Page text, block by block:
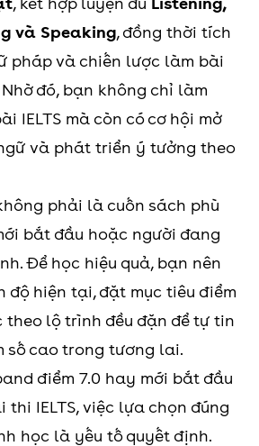
đạt giả định, so sánh ưu
điểm
luận các chủ đề trừu
trong Part 3
trì fluency and coherence
những bạn đặt mục tiêu
6.5-7.5, phần Speaking
chỉ giúp bạn có thêm ý
để nói, mà còn hỗ trợ
chất lượng diễn đạt.
vì học thuộc câu trả lời
bạn nên dùng sách để
cách mở rộng ý, tổ chức
trả lời và sử dụng từ vựng
lỗi Listening và
Reading
hữu
Tập trung vào
Reading và Writing;
Task 2 hoặc 1 bài
Task 1 liên quan đến
chủ đề trong unit
Luyện Speaking Part
2/Part 3 theo chủ đề,
ghi âm câu trả lời
Ôn lại grammar đã
học
câu
từ
và Speaking, đồng thời tích
pháp và chiến lược làm bài
đó, bạn không chỉ làm
IELTS mà còn có cơ hội mở
và phát triển ý tưởng theo
phải là cuốn sách phù
bắt đầu hoặc người đang
Để học hiệu quả, bạn nên
độ hiện tại, đặt mục tiêu điểm
theo lộ trình đều đặn để tự tin
số cao trong tương lai.
điểm 7.0 hay mới bắt đầu
thi IELTS, việc lựa chọn đúng
học là yếu tố quyết định.